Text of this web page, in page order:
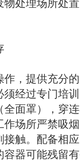
物处理场所处
，提供充分
经过专门培
面罩），穿
场所严禁吸
触。配备相
器可能残留